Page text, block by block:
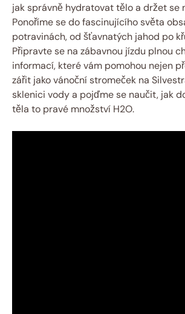
jak správně hydratovat tělo a držet se
Ponoříme se do fascinujícího světa
potravinách, od šťavnatých jahod po
Připravte se na zábavnou jízdu plnou
informací, které vám pomohou nejen
zářit jako vánoční stromeček na
sklenici vody a pojďme se naučit, jak
těla to pravé množství H2O.